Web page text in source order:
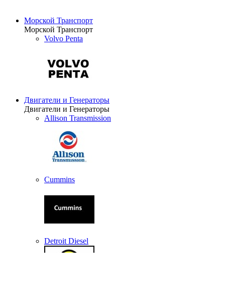
Морской Транспорт
Морской Транспорт
Volvo Penta
Двигатели и Генераторы
Двигатели и Генераторы
Allison Transmission
Cummins
Detroit Diesel